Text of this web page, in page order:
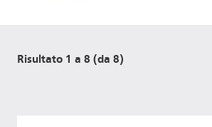
Risultato 1 a 8 (da 8)